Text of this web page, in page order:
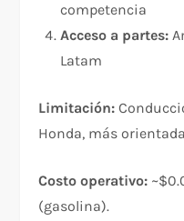
competencia
Acceso a partes:
Latam
Limitación:
Honda, más
Costo operativo:
(gasolina).